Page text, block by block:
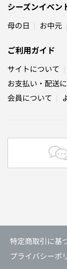
シーズンイベン
母の日 お中元
ご利用ガイド
サイトについて
お支払い・配送
会員について
特定商取引に基
プライバシーポ